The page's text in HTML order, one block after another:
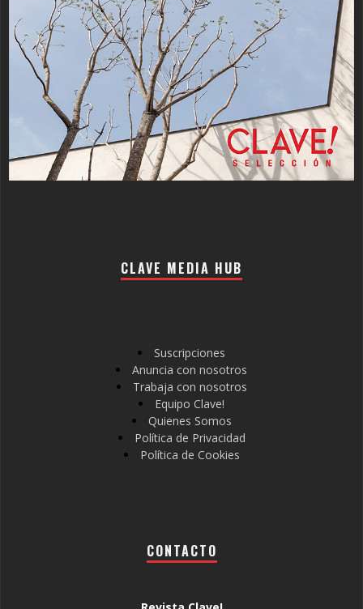
CLAVE MEDIA HUB
Suscripciones
Anuncia con nosotros
Trabaja con nosotros
Equipo Clave!
Quienes Somos
Política de Privacidad
Política de Cookies
CONTACTO